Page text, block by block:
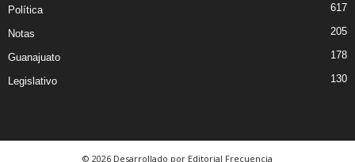
Política 617
Notas 205
Guanajuato 178
Legislativo 130
© 2026 Desarrollado por Editorial Frecuencia